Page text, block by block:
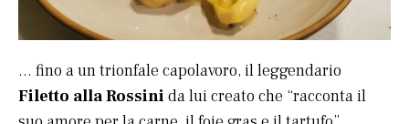
… fino a un trionfale capolavoro, il leggendario
Filetto alla Rossini da lui creato che “racconta il